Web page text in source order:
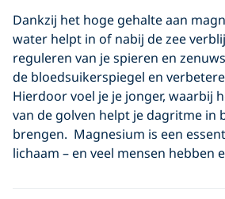
Dankzij het hoge gehalte aan
water helpt in of nabij de zee
reguleren van je spieren en
de bloedsuikerspiegel en
Hierdoor voel je je jonger, waarbij
van de golven helpt je dagritme in
brengen. Magnesium is een
lichaam – en veel mensen hebben